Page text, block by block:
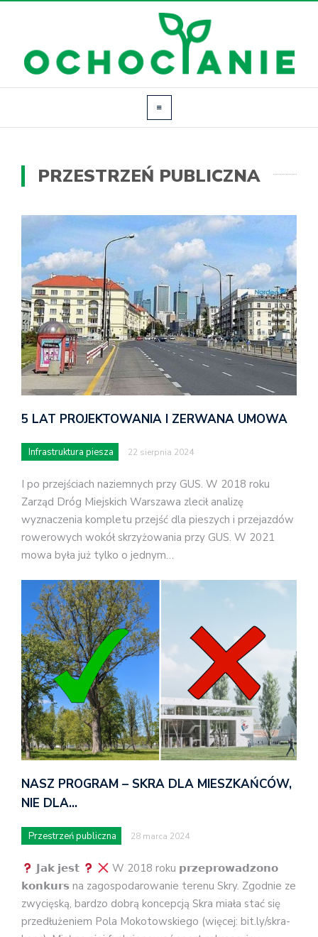
PRZESTRZEŃ PUBLICZNA
5 LAT PROJEKTOWANIA I ZERWANA UMOWA
Infrastruktura piesza 22 sierpnia 2024
I po przejściach naziemnych przy GUS. W 2018 roku
Zarząd Dróg Miejskich Warszawa zlecił analizę
wyznaczenia kompletu przejść dla pieszych i przejazdów
rowerowych wokół skrzyżowania przy GUS. W 2021
mowa była już tylko o jednym…
NASZ PROGRAM – SKRA DLA MIESZKAŃCÓW,
NIE DLA…
Przestrzeń publiczna 28 marca 2024
𝗝𝗮𝗸 𝗷𝗲𝘀𝘁
W 2018 roku 𝗽𝗿𝘇𝗲𝗽𝗿𝗼𝘄𝗮𝗱𝘇𝗼𝗻𝗼
𝗸𝗼𝗻𝗸𝘂𝗿𝘀 na zagospodarowanie terenu Skry. Zgodnie ze
zwycięską, bardzo dobrą koncepcją Skra miała stać się
przedłużeniem Pola Mokotowskiego (więcej: bit.ly/skra-